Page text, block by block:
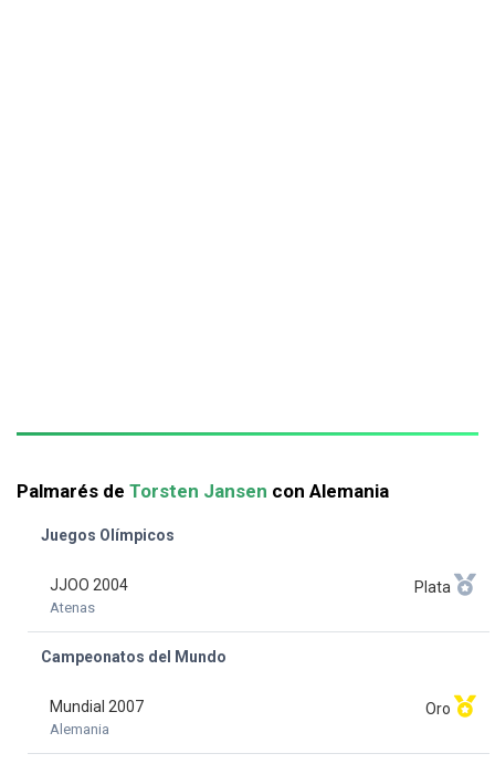
Palmarés de Torsten Jansen con Alemania
Juegos Olímpicos
JJOO 2004
Atenas
Plata
Campeonatos del Mundo
Mundial 2007
Alemania
Oro